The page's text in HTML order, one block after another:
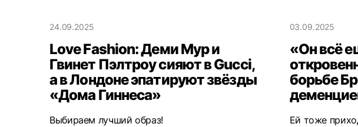
24.09.2025
Love Fashion: Деми Мур и
Гвинет Пэлтроу сияют в Gucci,
а в Лондоне эпатируют звёзды
«Дома Гиннеса»
Выбираем лучший образ!
03.09.2025
«Он всё
борьбе
Ей тоже